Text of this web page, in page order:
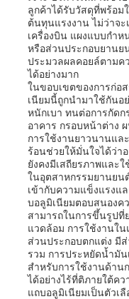
แผ่นอลูมิเนียม
วงกลมอลูมิเนียม
ขดลวดอลูมิเนียมเค
ขดลวดอลูมิเนียม
อลูมิเนียม Strip Coil
แผ่นตาหมากรุกอลูมิ
อลูมิเนียมนูน
ลูกค้าได้รับวัสดุที่พร้อม
ต้นทุนแรงงาน ไม่ว่าจ
เครื่องบิน แผงแบบกำห
หรือส่วนประกอบยานย
ประมวลผลคอยล์ตามค
ได้อย่างมาก
ในขอบเขตของการก่อ
เนียมนี้ถูกนำมาใช้กันอ
หนักเบา ทนต่อการกัด
อาคาร กรอบหน้าต่าง
การใช้งานยาวนานแ
ร้อนช่วยให้มั่นใจได้ว่า
ยังคงมีเสถียรภาพและ
ในอุตสาหกรรมยานยน
เข้ากับความแข็งแรงแ
บอลูมิเนียมตอบสนองค
สามารถในการขึ้นรูปที่
แวดล้อม การใช้งานใ
ส่วนประกอบตกแต่ง มี
รวม การประหยัดน้ำมั
สำหรับการใช้งานด้าน
ได้อย่างไร้ที่ติภายใต้ค
แถบอลูมิเนียมเป็นตัวเ